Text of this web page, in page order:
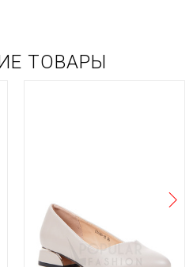
ТОВАРЫ